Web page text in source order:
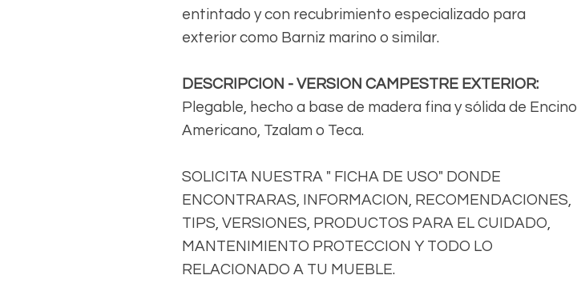
entintado y con recubrimiento especializado para
exterior como Barniz marino o similar.
DESCRIPCION - VERSION CAMPESTRE EXTERIOR:
Plegable, hecho a base de madera fina y sólida de Encino
Americano, Tzalam o Teca.
SOLICITA NUESTRA " FICHA DE USO" DONDE
ENCONTRARAS, INFORMACION, RECOMENDACIONES,
TIPS, VERSIONES, PRODUCTOS PARA EL CUIDADO,
MANTENIMIENTO PROTECCION Y TODO LO
RELACIONADO A TU MUEBLE.